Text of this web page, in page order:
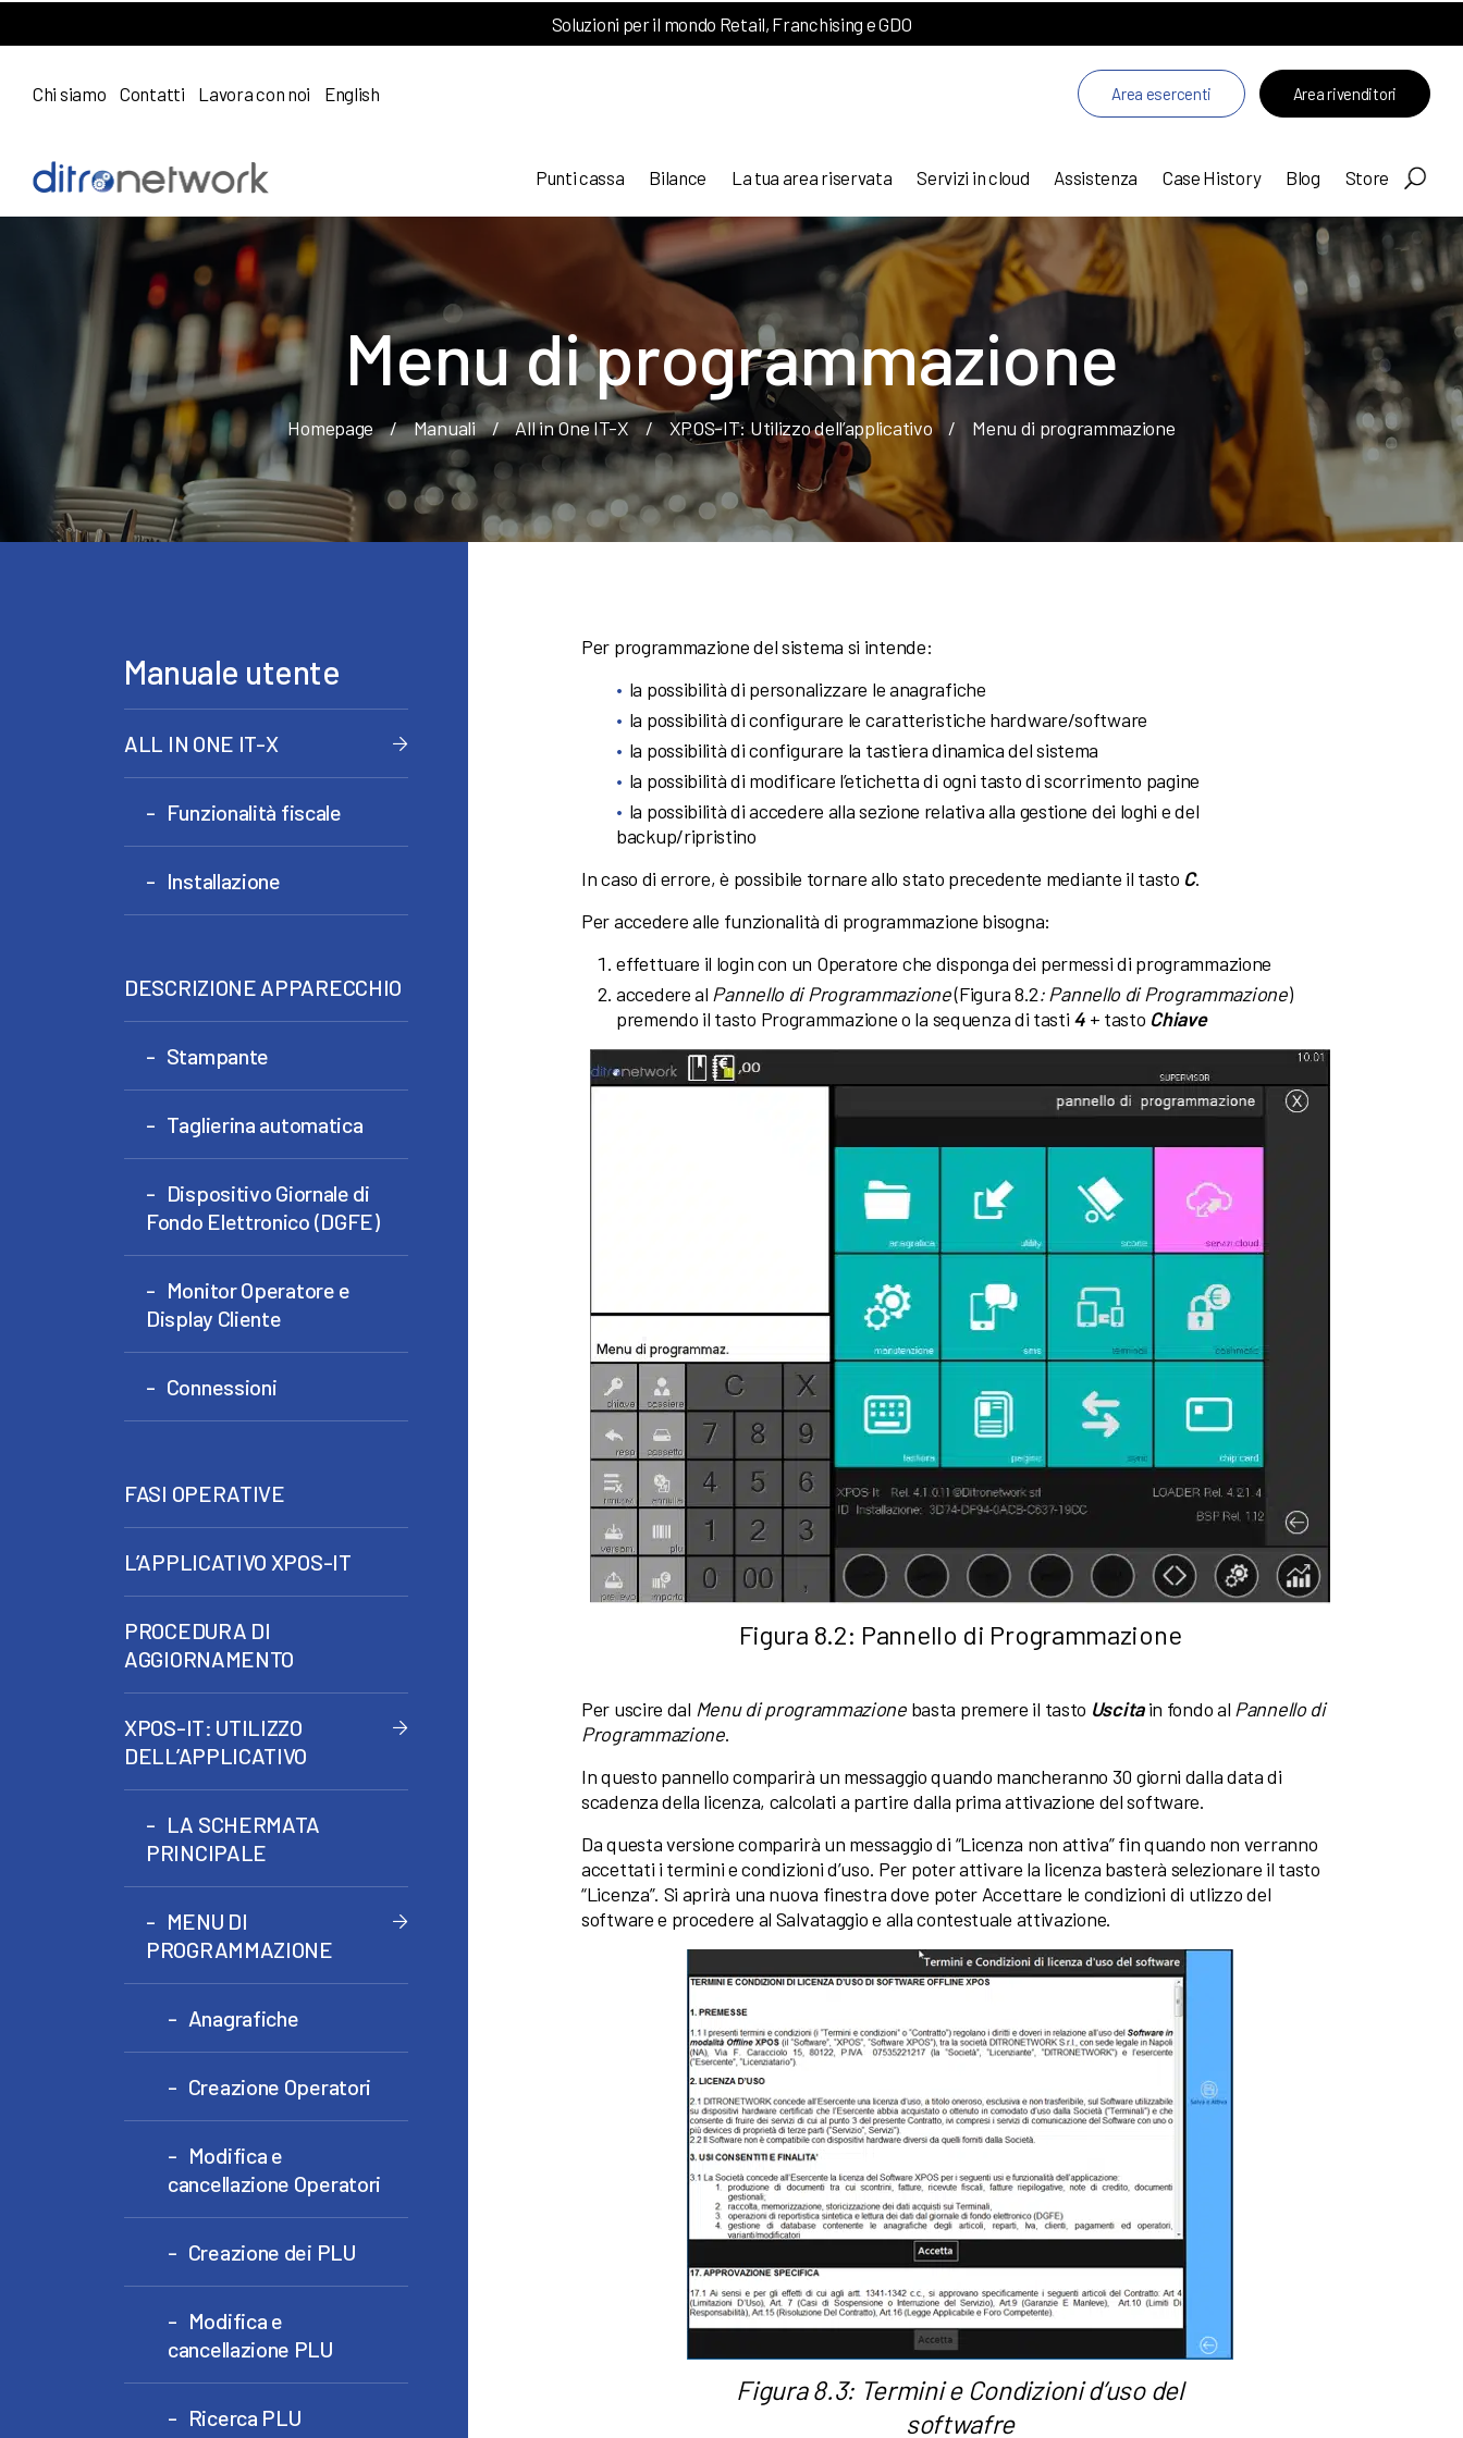
Soluzioni per il mondo Retail, Franchising e GDO
Chi siamo Contatti Lavora con noi English Area esercenti Area rivenditori
Punti cassa Bilance La tua area riservata Servizi in cloud Assistenza Case History Blog Store
Menu di programmazione
Homepage / Manuali / All in One IT-X / XPOS-IT: Utilizzo dell’applicativo / Menu di programmazione
Per programmazione del sistema si intende:
la possibilità di personalizzare le anagrafiche
la possibilità di configurare le caratteristiche hardware/software
la possibilità di configurare la tastiera dinamica del sistema
la possibilità di modificare l’etichetta di ogni tasto di scorrimento pagine
la possibilità di accedere alla sezione relativa alla gestione dei loghi e del
backup/ripristino
In caso di errore, è possibile tornare allo stato precedente mediante il tasto C.
Per accedere alle funzionalità di programmazione bisogna:
effettuare il login con un Operatore che disponga dei permessi di programmazione
accedere al Pannello di Programmazione(Figura 8.2: Pannello di Programmazione)
premendo il tasto Programmazione o la sequenza di tasti 4 + tasto Chiave
Figura 8.2: Pannello di Programmazione
Per uscire dal Menu di programmazionebasta premere il tasto Uscitain fondo al Pannello di
Programmazione.
In questo pannello comparirà un messaggio quando mancheranno 30 giorni dalla data di
scadenza della licenza, calcolati a partire dalla prima attivazione del software.
Da questa versione comparirà un messaggio di “Licenza non attiva” fin quando non verranno
accettati i termini e condizioni d’uso. Per poter attivare la licenza basterà selezionare il tasto
“Licenza”. Si aprirà una nuova finestra dove poter Accettare le condizioni di utlizzo del
software e procedere al Salvataggio e alla contestuale attivazione.
Figura 8.3: Termini e Condizioni d’uso del
softwafre
Manuale utente
ALL IN ONE IT-X
Funzionalità fiscale
Installazione
DESCRIZIONE APPARECCHIO
Stampante
Taglierina automatica
Dispositivo Giornale di
Fondo Elettronico (DGFE)
Monitor Operatore e
Display Cliente
Connessioni
FASI OPERATIVE
L’APPLICATIVO XPOS-IT
PROCEDURA DI
AGGIORNAMENTO
XPOS-IT: UTILIZZO
DELL’APPLICATIVO
LA SCHERMATA
PRINCIPALE
MENU DI
PROGRAMMAZIONE
Anagrafiche
Creazione Operatori
Modifica e
cancellazione Operatori
Creazione dei PLU
Modifica e
cancellazione PLU
Ricerca PLU